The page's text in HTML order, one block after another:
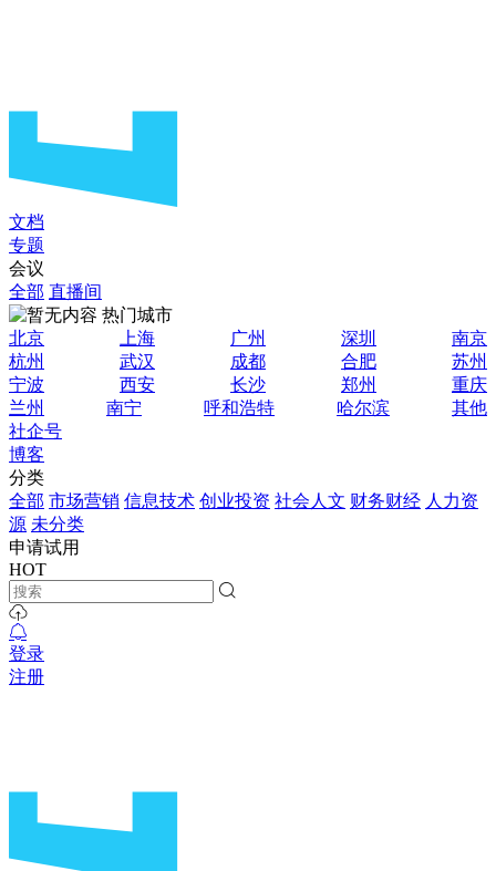
文档
专题
会议
全部 直播间
热门城市
北京
上海 广州 深圳
南京
杭州
武汉 成都 合肥
苏州
宁波
西安 长沙 郑州
重庆
兰州
南宁 呼和浩特 哈尔滨
其他
社企号
博客
分类
全部 市场营销 信息技术 创业投资 社会人文 财务财经 人力资
源 未分类
申请试用
HOT
登录
注册